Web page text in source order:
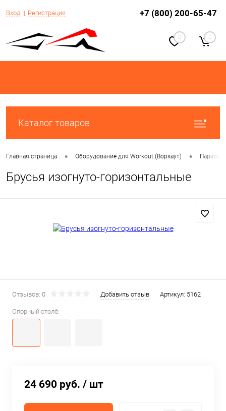
Вход Регистрация +7 (800) 200-65-47
0 0
Каталог товаров
Главная страница • Оборудование для Workout (Воркаут) •
Брусья изогнуто-горизонтальные
Отзывов: 0 Добавить отзыв Артикул: 5162
Опорный столб:
24 690 руб. / шт